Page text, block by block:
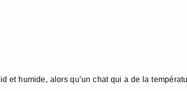
et humide, alors qu’un chat qui a de la